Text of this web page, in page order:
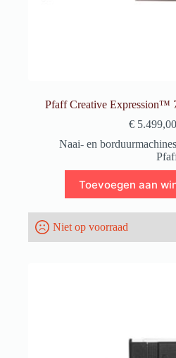
Pfaff Creative
€ 5.499,00
Naai- en borduurmachines
Toevoegen aan
Niet op voorraad